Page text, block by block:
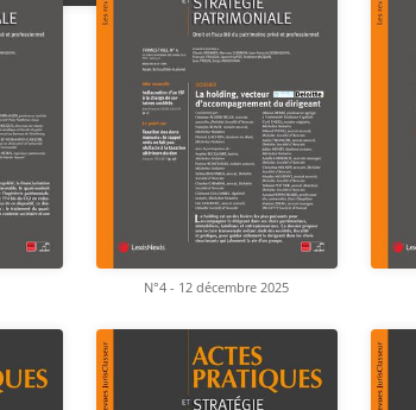
N°4 - 12 décembre 2025